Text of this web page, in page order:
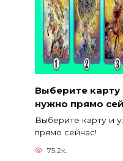
Выберите карту
нужно прямо
Выберите карту и
прямо сейчас!
75.2к.